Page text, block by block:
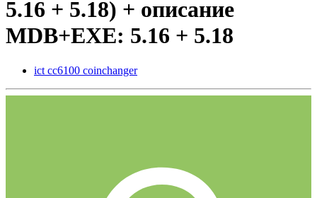
5.16 + 5.18) + описание
MDB+EXE: 5.16 + 5.18
ict cc6100 coinchanger